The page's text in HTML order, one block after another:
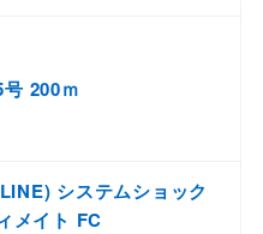
200ｍ
システムショック
メイト FC